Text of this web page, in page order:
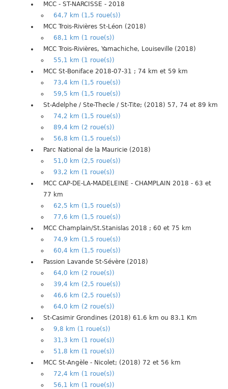
MCC - ST-NARCISSE - 2018
64,7 km (1,5 roue(s))
MCC Trois-Rivières St-Léon (2018)
68,1 km (1 roue(s))
MCC Trois-Rivières, Yamachiche, Louiseville (2018)
55,1 km (1 roue(s))
MCC St-Boniface 2018-07-31 ; 74 km et 59 km
73,4 km (1,5 roue(s))
59,5 km (1,5 roue(s))
St-Adelphe / Ste-Thecle / St-Tite; (2018) 57, 74 et 89 km
74,2 km (1,5 roue(s))
89,4 km (2 roue(s))
56,8 km (1,5 roue(s))
Parc National de la Mauricie (2018)
51,0 km (2,5 roue(s))
93,2 km (1 roue(s))
MCC CAP-DE-LA-MADELEINE - CHAMPLAIN 2018 - 63 et
77 km
62,5 km (1,5 roue(s))
77,6 km (1,5 roue(s))
MCC Champlain/St.Stanislas 2018 ; 60 et 75 km
74,9 km (1,5 roue(s))
60,4 km (1,5 roue(s))
Passion Lavande St-Sévère (2018)
64,0 km (2 roue(s))
39,4 km (2,5 roue(s))
46,6 km (2,5 roue(s))
64,0 km (2 roue(s))
St-Casimir Grondines (2018) 61.6 km ou 83.1 Km
9,8 km (1 roue(s))
31,3 km (1 roue(s))
51,8 km (1 roue(s))
MCC St-Angèle - Nicolet; (2018) 72 et 56 km
72,4 km (1 roue(s))
56,1 km (1 roue(s))